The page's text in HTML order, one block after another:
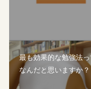
最も効果的な勉強法
なんだと思いますか？